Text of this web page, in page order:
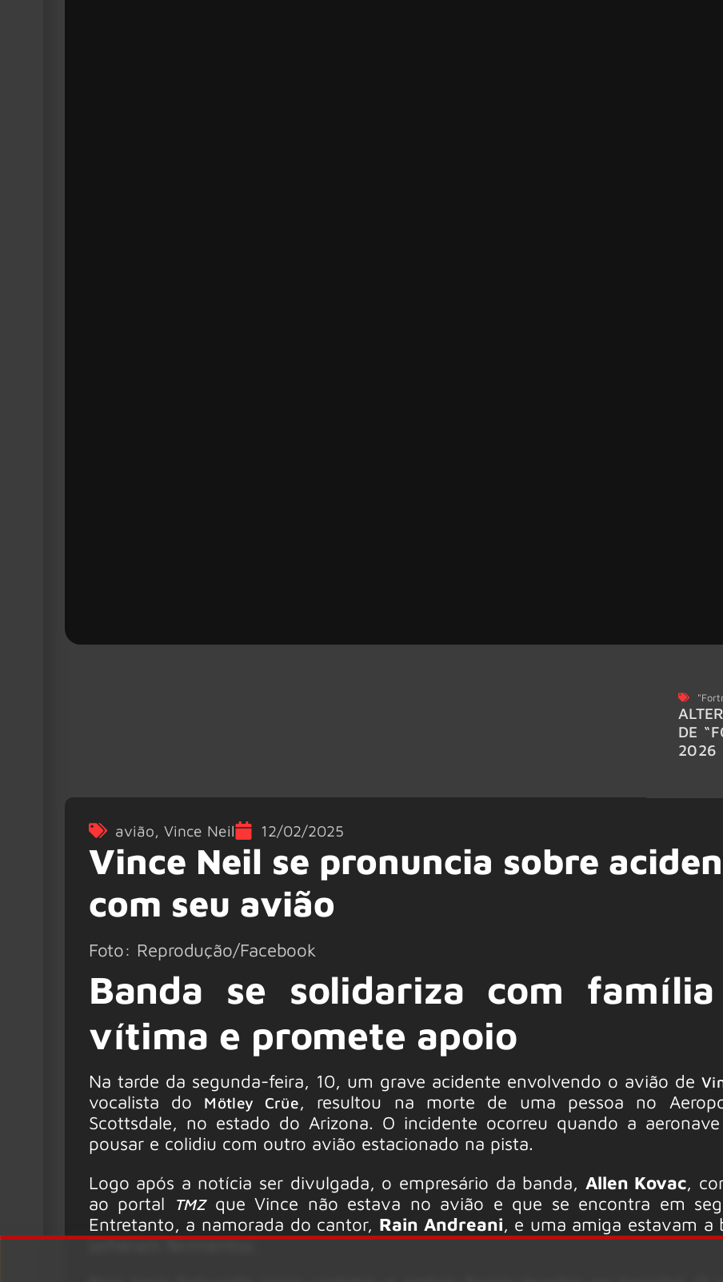
DE
2026
avião, Vince Neil 12/02/2025
Vince Neil se pronuncia sobre
com seu avião
Foto: Reprodução/Facebook
Banda se solidariza com
vítima e promete apoio
Na tarde da segunda-feira, 10, um grave acidente envolvendo o avião de
vocalista do
Mötley Crüe, resultou na morte de uma pessoa no
Scottsdale, no estado do Arizona. O incidente ocorreu quando a
pousar e colidiu com outro avião estacionado na pista.
Logo após a notícia ser divulgada, o empresário da banda, Allen Kovac,
ao portal
TMZque Vince não estava no avião e que se encontra em
Entretanto, a namorada do cantor, Rain Andreani, e uma amiga estavam a
sofreram ferimentos.